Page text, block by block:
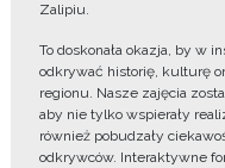
Zalipiu.
To doskonała okazja, by w
odkrywać historię, kulturę
regionu. Nasze zajęcia
aby nie tylko wspierały
również pobudzały
odkrywców. Interaktywne